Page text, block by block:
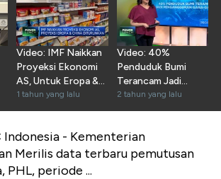
Video: IMF Naikkan
Proyeksi Ekonomi
AS, Untuk Eropa &
China Diturunkan
1 tahun yang lalu
Video: 40%
Penduduk Bumi
Terancam Jadi
Pengangguran
Gara-Gara AI
2 tahun yang lalu
Indonesia - Kementerian
Merilis data terbaru pemutusan
PHL, periode ...